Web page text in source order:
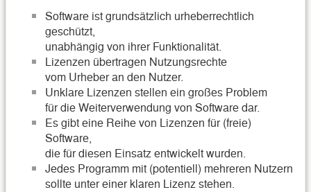
Software ist grundsätzlich urheberrechtlich
geschützt,
unabhängig von ihrer Funktionalität.
Lizenzen übertragen Nutzungsrechte
vom Urheber an den Nutzer.
Unklare Lizenzen stellen ein großes Problem
für die Weiterverwendung von Software dar.
Es gibt eine Reihe von Lizenzen für (freie)
Software,
die für diesen Einsatz entwickelt wurden.
Jedes Programm mit (potentiell) mehreren Nutzern
sollte unter einer klaren Lizenz stehen.